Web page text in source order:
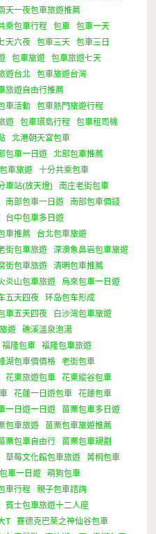
天一夜包車旅遊推薦
乘包車行程 包車
包車一天
天六夜 包車三天
包車三日
包車旅遊
包車旅遊七天
遊台北
包車旅遊台灣
旅遊自由行推薦
車活動
包車熱門旅遊行程
遊 包車環島行程
包車租司機
北港朝天宮包車
包車一日遊
北部包車推薦
車旅遊
十分共乘包車
車站(放天燈)
南庄老街包車
南部包車一日遊
南部包車價錢
台中包車多日遊
車推薦
台北包車旅遊
街包車旅遊
深澳象鼻岩包車旅遊
街包車旅遊
清明包車推薦
炎山包車旅遊
烏來包車一日遊
五天四夜
环岛包车形成
車五天四夜
白沙灣包車旅遊
遊
礁溪溫泉泡湯
福隆包車
福隆包車旅遊
湖包車價價格
老街包車
花東旅遊包車
花東縱谷包車
花蓮一日遊包車
花蓮包車
一日遊一日遊
苗栗包車多日遊
包車旅遊
苗栗包車旅遊推薦
栗包車自由行
苗栗包車規劃
草莓文化館包車旅遊
菁桐包車
車一日遊
萌狗包車
車行程
親子包車諮詢
賓士包車旅遊十二人座
T
賽德克巴萊之神仙谷包車